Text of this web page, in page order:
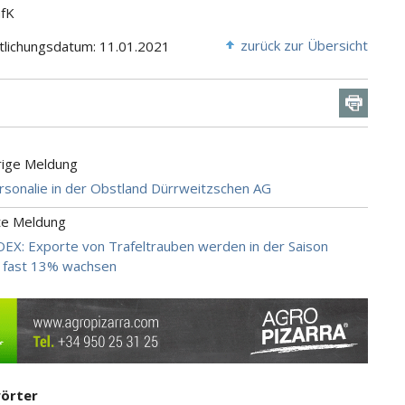
11.01.2021
zurück zur Übersicht
Meldung
in der Obstland Dürrweitzschen AG
Meldung
Exporte von Trafeltrauben werden in der Saison
13% wachsen